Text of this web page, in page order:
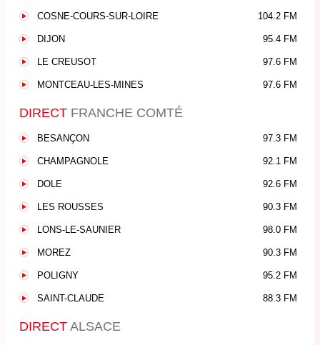
COSNE-COURS-SUR-LOIRE 104.2 FM
DIJON 95.4 FM
LE CREUSOT 97.6 FM
MONTCEAU-LES-MINES 97.6 FM
DIRECT FRANCHE COMTÉ
BESANÇON 97.3 FM
CHAMPAGNOLE 92.1 FM
DOLE 92.6 FM
LES ROUSSES 90.3 FM
LONS-LE-SAUNIER 98.0 FM
MOREZ 90.3 FM
POLIGNY 95.2 FM
SAINT-CLAUDE 88.3 FM
DIRECT ALSACE